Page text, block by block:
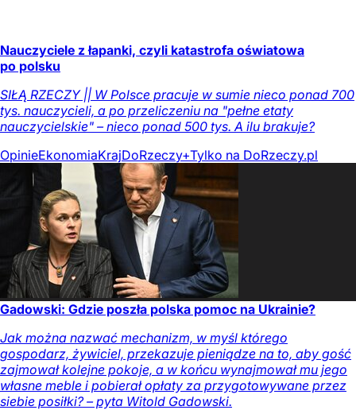
Nauczyciele z łapanki, czyli katastrofa oświatowa
po polsku
SIŁĄ RZECZY || W Polsce pracuje w sumie nieco ponad 700
tys. nauczycieli, a po przeliczeniu na "pełne etaty
nauczycielskie" – nieco ponad 500 tys. A ilu brakuje?
OpinieEkonomiaKrajDoRzeczy+Tylko na DoRzeczy.pl
Gadowski: Gdzie poszła polska pomoc na Ukrainie?
Jak można nazwać mechanizm, w myśl którego
gospodarz, żywiciel, przekazuje pieniądze na to, aby gość
zajmował kolejne pokoje, a w końcu wynajmował mu jego
własne meble i pobierał opłaty za przygotowywane przez
siebie posiłki? – pyta Witold Gadowski.